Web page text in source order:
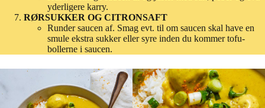
yderligere karry.
RØRSUKKER OG CITRONSAFT
Runder saucen af. Smag evt. til om saucen skal have en
smule ekstra sukker eller syre inden du kommer tofu-
bollerne i saucen.